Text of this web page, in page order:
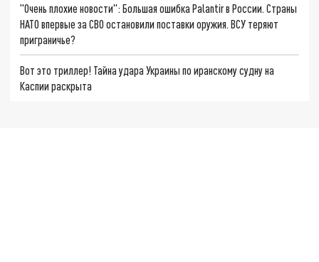
"Очень плохие новости": Большая ошибка Palantir в России. Страны
НАТО впервые за СВО остановили поставки оружия. ВСУ теряют
приграничье?
Вот это триллер! Тайна удара Украины по иранскому судну на
Каспии раскрыта